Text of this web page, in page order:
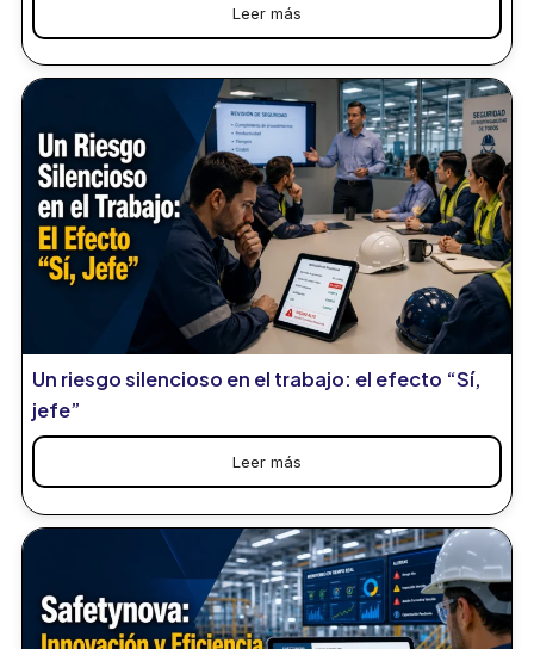
Leer más
Un riesgo silencioso en el trabajo: el efecto “Sí,
jefe”
Leer más